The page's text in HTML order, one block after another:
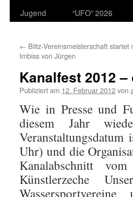
Inhalt
Jugend
“UFO” 2026
← Blitz-Vereinsmeisterschaft startet
Imbiss von Jürgen
Kanalfest 2012
Publiziert am 12. Februar 2012von
Wie in Presse und
diesem Jahr
Uhr) und die
Kanalabschnitt
Künstlerzeche